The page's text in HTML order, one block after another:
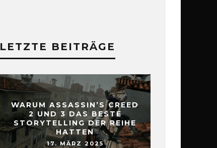
LETZTE BEITRÄGE
WARUM ASSASSIN’S CREED
2 UND 3 DAS BESTE
STORYTELLING DER REIHE
HATTEN
17. MÄRZ 2025